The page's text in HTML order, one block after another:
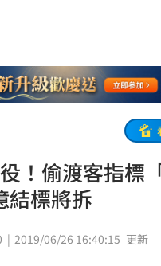
！偷渡客指標
標將拆
2019/06/26 16:40:15 更新